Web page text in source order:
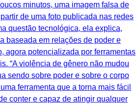
minutos, uma imagem falsa de
de uma foto publicada nas redes
questão tecnológica, ela explica,
baseada em relações de poder e
agora potencializada por ferramentas
“A violência de gênero não mudou
sendo sobre poder e sobre o corpo
ferramenta que a torna mais fácil
conter e capaz de atingir qualquer